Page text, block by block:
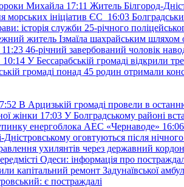
Михайла 17:11 Житель Білгород-
морських ініціатив ЄС 16:03
історія служби 25-річного
житель Ізмаїла шахрайським
11:23 46-річний завербований чоловік
10:14 У Бессарабській громаді відкрили
громаді понад 45 родин отримали
В Арцизькій громаді провели в
жінки 17:03 У Болградському районі
енергоблока АЕС «Чернаводе» 16:06
Дністровському оговтуються після
ухилянтів через державний
Одеси: інформація про
капітальний ремонт Задунаївської
є постраждалі